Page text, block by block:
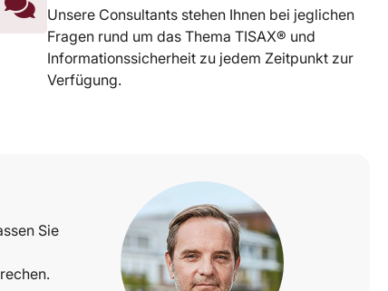
Unsere Consultants stehen Ihnen bei jeglichen
Fragen rund um das Thema TISAX® und
Informationssicherheit zu jedem Zeitpunkt zur
Verfügung.
Sie